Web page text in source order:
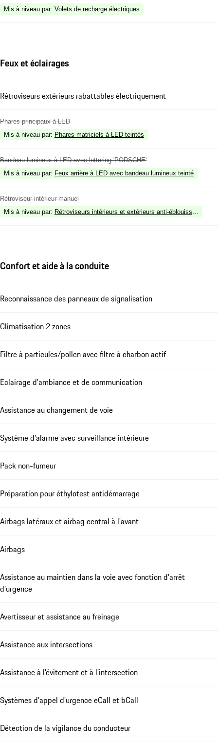
Mis à niveau par: Volets de recharge électriques
Feux et éclairages
Rétroviseurs extérieurs rabattables électriquement
Phares principaux à LED
Mis à niveau par: Phares matriciels à LED teintés
Bandeau lumineux à LED avec lettering 'PORSCHE'
Mis à niveau par: Feux arrière à LED avec bandeau lumineux teinté
Rétroviseur intérieur manuel
Mis à niveau par: Rétroviseurs intérieurs et extérieurs anti-éblouissement
Confort et aide à la conduite
Reconnaissance des panneaux de signalisation
Climatisation 2 zones
Filtre à particules/pollen avec filtre à charbon actif
Eclairage d'ambiance et de communication
Assistance au changement de voie
Système d'alarme avec surveillance intérieure
Pack non-fumeur
Préparation pour éthylotest antidémarrage
Airbags latéraux et airbag central à l'avant
Airbags
Assistance au maintien dans la voie avec fonction d'arrêt
d'urgence
Avertisseur et assistance au freinage
Assistance aux intersections
Assistance à l'évitement et à l'intersection
Systèmes d'appel d'urgence eCall et bCall
Détection de la vigilance du conducteur